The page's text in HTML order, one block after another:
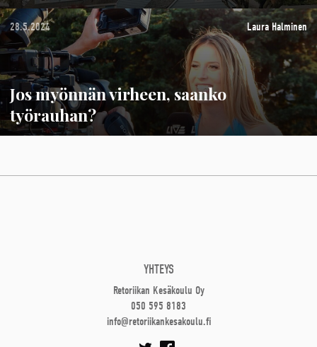
28.5.2024 Laura Halminen
Jos myönnän virheen, saanko
työrauhan?
YHTEYS
Retoriikan Kesäkoulu Oy
050 595 8183
info@retoriikankesakoulu.fi